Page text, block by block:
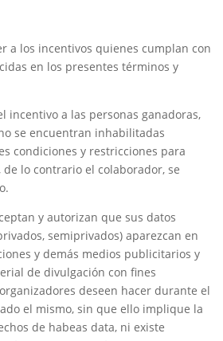
a los incentivos quienes cumplan con
en los presentes términos y
incentivo a las personas ganadoras,
se encuentran inhabilitadas
condiciones y restricciones para
lo contrario el colaborador, se
y autorizan que sus datos
semiprivados) aparezcan en
y demás medios publicitarios y
de divulgación con fines
deseen hacer durante el
el mismo, sin que ello implique la
de habeas data, ni existe